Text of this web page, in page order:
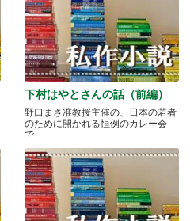
下村はやとさんの話（前編）
野口まさ准教授主催の、日本の若者
のために開かれる恒例のカレー会
で.....